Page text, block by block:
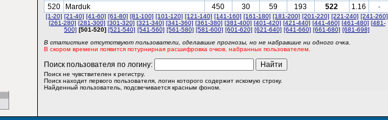
520 Marduk 450 30 59 193 522 1.16
-
[1-20] [21-40] [41-60] [61-80] [81-100] [101-120] [121-140] [141-160] [161-180] [181-200] [201-220] [221-240] [241-260]
[261-280] [281-300] [301-320] [321-340] [341-360] [361-380] [381-400] [401-420] [421-440] [441-460] [461-480] [481-
500] [501-520] [521-540] [541-560] [561-580] [581-600] [601-620] [621-640] [641-660] [661-680] [681-698]
В статистике отсутствуют пользователи, сделавшие прогнозы, но не набравшие ни одного очка.
В скором времени появится потурнирная расшифровка очков, набранных пользователем.
Поиск пользователя по логину:
Поиск не чувствителен к регистру.
Поиск находит первого пользователя, логин которого содержит искомую строку.
Найденный пользователь, подсвечивается красным фоном.